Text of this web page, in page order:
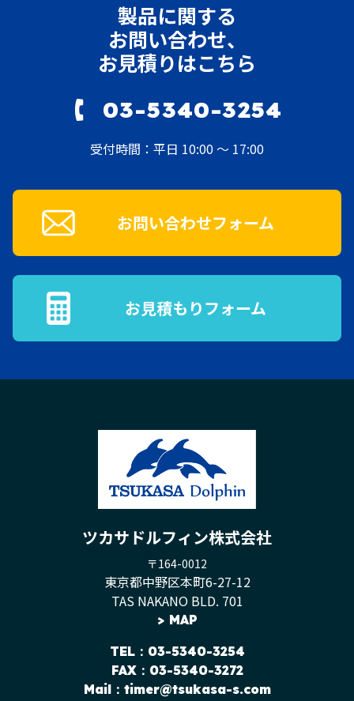
製品に関する
お問い合わせ、
お見積りはこちら
03-5340-3254
受付時間：平日 10:00 ～ 17:00
お問い合わせフォーム
お見積もりフォーム
ツカサドルフィン株式会社
〒164-0012
東京都中野区本町6-27-12
TAS NAKANO BLD. 701
> MAP
TEL：03-5340-3254
FAX：03-5340-3272
Mail： timer@tsukasa-s.com